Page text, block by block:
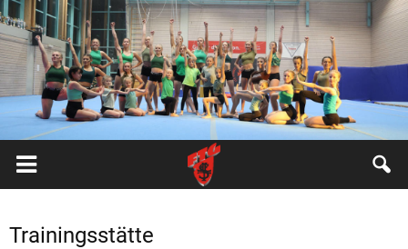
FTG
Trainingsstätte